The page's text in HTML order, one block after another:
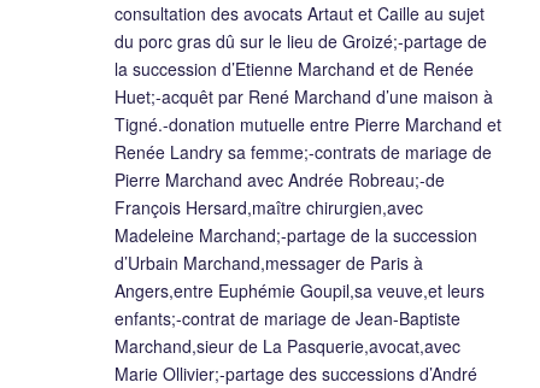
consultation des avocats Artaut et Caille au sujet
du porc gras dû sur le lieu de Groizé;-partage de
la succession d’Etienne Marchand et de Renée
Huet;-acquêt par René Marchand d’une maison à
Tigné.-donation mutuelle entre Pierre Marchand et
Renée Landry sa femme;-contrats de mariage de
Pierre Marchand avec Andrée Robreau;-de
François Hersard,maître chirurgien,avec
Madeleine Marchand;-partage de la succession
d’Urbain Marchand,messager de Paris à
Angers,entre Euphémie Goupil,sa veuve,et leurs
enfants;-contrat de mariage de Jean-Baptiste
Marchand,sieur de La Pasquerie,avocat,avec
Marie Ollivier;-partage des successions d’André